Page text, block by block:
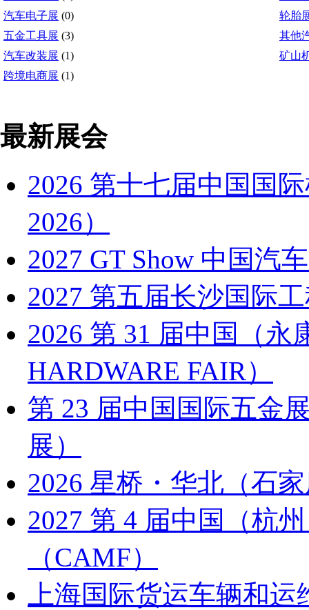
汽车电子展 (0)
轮胎
五金工具展 (3)
其他
汽车改装展 (1)
矿山
跨境电商展 (1)
最新展会
2026 第十七届中国国
2026）
2027 GT Show 中国汽
2027 第五届长沙国际
2026 第 31 届中国（
HARDWARE FAIR）
第 23 届中国国际五金
展）
2026 星桥・华北（石
2027 第 4 届中国（杭
（CAMF）
上海国际货运车辆和